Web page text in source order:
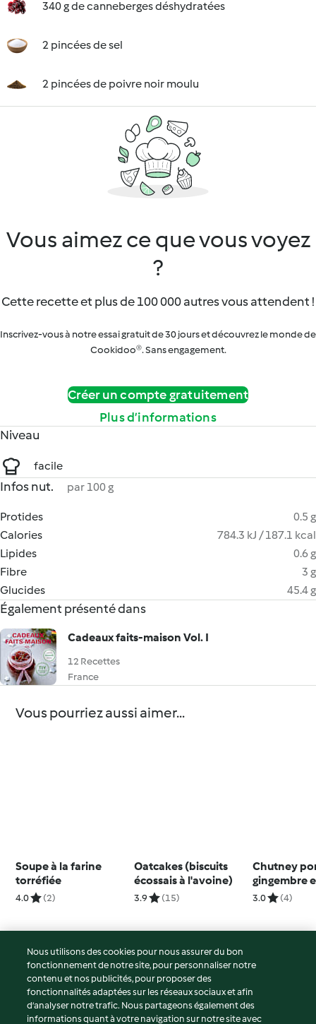
340 g de canneberges déshydratées
2 pincées de sel
2 pincées de poivre noir moulu
Vous aimez ce que vous voyez
?
Cette recette et plus de 100 000 autres vous attendent !
Inscrivez-vous à notre essai gratuit de 30 jours et découvrez le monde de
Cookidoo®. Sans engagement.
Créer un compte gratuitement
Plus d’informations
Niveau
facile
Infos nut. par 100 g
Protides
0.5 g
Calories
784.3 kJ / 187.1 kcal
Lipides
0.6 g
Fibre
3 g
Glucides
45.4 g
Également présenté dans
Cadeaux faits-maison Vol. I
12 Recettes
France
Vous pourriez aussi aimer...
Soupe à la farine
torréfiée
4.0 (2)
Oatcakes (biscuits
écossais à l'avoine)
3.9 (15)
Chutney
gingembre
de mangue
3.0 (4)
© Copyright 2026
Conditions d'utilisation
Politique de confidentialité
Nous utilisons des cookies pour nous assurer du bon
fonctionnement de notre site, pour personnaliser notre
contenu et nos publicités, pour proposer des
fonctionnalités adaptées sur les réseaux sociaux et afin
d’analyser notre trafic. Nous partageons également des
informations quant à votre navigation sur notre site avec